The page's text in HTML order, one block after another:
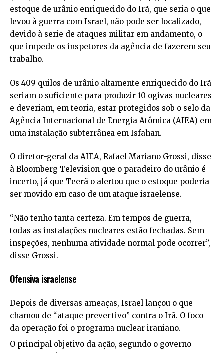
estoque de urânio enriquecido do Irã, que seria o que
levou à guerra com Israel, não pode ser localizado,
devido à serie de ataques militar em andamento, o
que impede os inspetores da agência de fazerem seu
trabalho.
Os 409 quilos de urânio altamente enriquecido do Irã
seriam o suficiente para produzir 10 ogivas nucleares
e deveriam, em teoria, estar protegidos sob o selo da
Agência Internacional de Energia Atômica (AIEA) em
uma instalação subterrânea em Isfahan.
O diretor-geral da AIEA, Rafael Mariano Grossi, disse
à Bloomberg Television que o paradeiro do urânio é
incerto, já que Teerã o alertou que o estoque poderia
ser movido em caso de um ataque israelense.
“Não tenho tanta certeza. Em tempos de guerra,
todas as instalações nucleares estão fechadas. Sem
inspeções, nenhuma atividade normal pode ocorrer”,
disse Grossi.
Ofensiva israelense
Depois de diversas ameaças, Israel lançou o que
chamou de “ataque preventivo” contra o Irã. O foco
da operação foi o programa nuclear iraniano.
O principal objetivo da ação, segundo o governo